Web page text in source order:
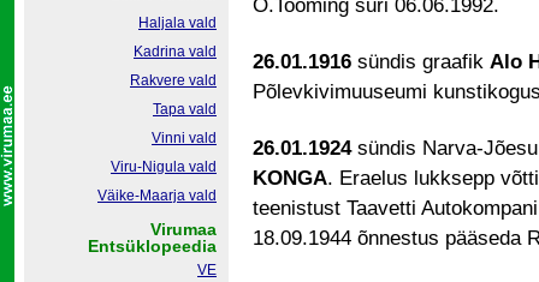
O.Tooming suri 06.06.1992.
26.01.1916 sündis graafik Alo
Põlevkivimuuseumi
26.01.1924sündis Narva-
KONGA. Eraelus lukksepp
teenistust Taavetti
18.09.1944 õnnestus pääseda
Haljala vald
Kadrina vald
Rakvere vald
Tapa vald
Vinni vald
Viru-Nigula vald
Väike-Maarja vald
Virumaa
Entsüklopeedia
VE